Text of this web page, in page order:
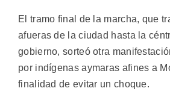
El tramo final de la marcha, que
afueras de la ciudad hasta la
gobierno, sorteó otra
por indígenas aymaras afines a
finalidad de evitar un choque.